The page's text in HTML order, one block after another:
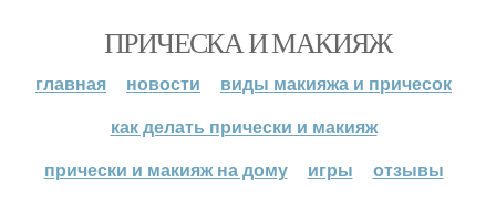
ПРИЧЕСКА И МАКИЯЖ
главная новости
виды макияжа и причесок
как делать прически и макияж
прически и макияж на дому
игры отзывы